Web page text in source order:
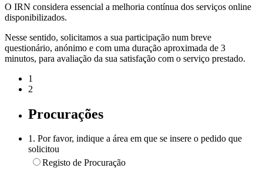
O IRN considera essencial a melhoria contínua dos serviços online
disponibilizados.
Nesse sentido, solicitamos a sua participação num breve
questionário, anónimo e com uma duração aproximada de 3
minutos, para avaliação da sua satisfação com o serviço prestado.
1
2
Procurações
1. Por favor, indique a área em que se insere o pedido que
solicitou
Registo de Procuração